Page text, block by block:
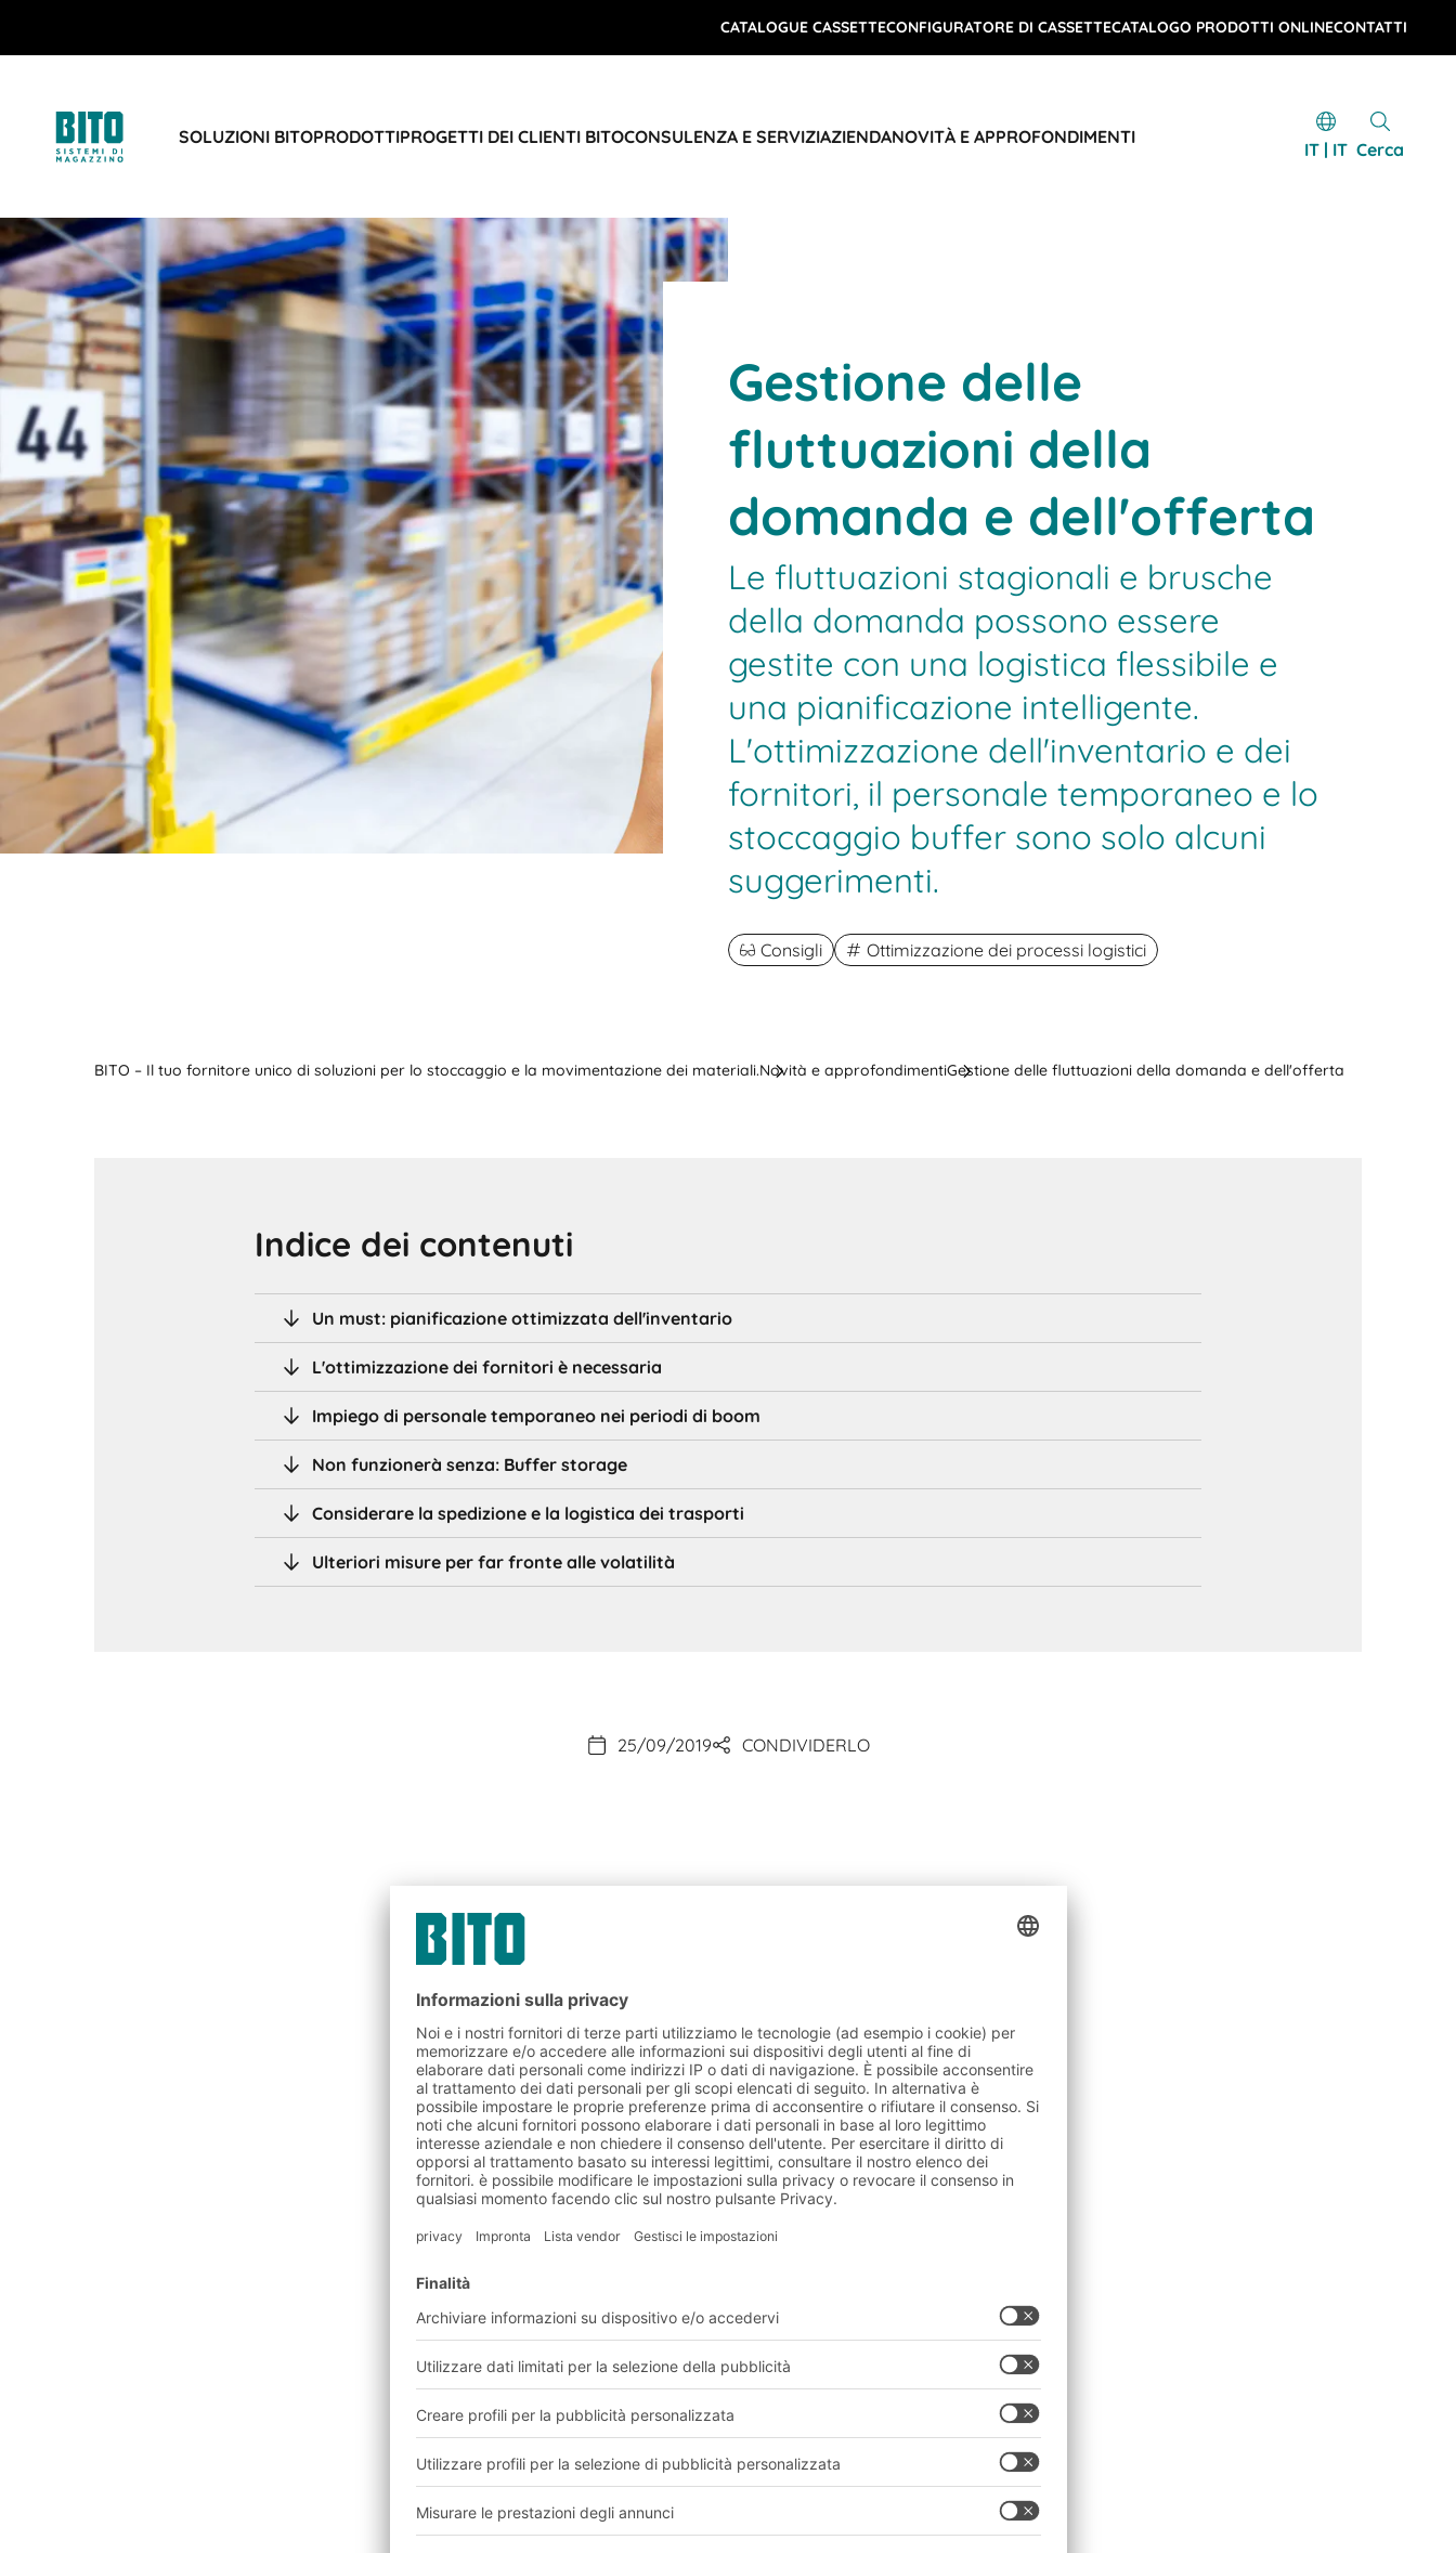
CATALOGUE CASSETTECONFIGURATORE DI CASSETTECATALOGO PRODOTTI ONLINECONTATTI
SOLUZIONI BITOPRODOTTIPROGETTI DEI CLIENTI BITOCONSULENZA E SERVIZIAZIENDANOVITÀ E APPROFONDIMENTI
IT | IT Cerca
Gestione delle
fluttuazioni della
domanda e dell'offerta
Le fluttuazioni stagionali e brusche
della domanda possono essere
gestite con una logistica flessibile e
una pianificazione intelligente.
L'ottimizzazione dell'inventario e dei
fornitori, il personale temporaneo e lo
stoccaggio buffer sono solo alcuni
suggerimenti.
Consigli Ottimizzazione dei processi logistici
BITO – Il tuo fornitore unico di soluzioni per lo stoccaggio e la movimentazione dei materiali.Novità e approfondimentiGestione delle fluttuazioni della domanda e dell'offerta
Indice dei contenuti
Un must: pianificazione ottimizzata dell'inventario
L'ottimizzazione dei fornitori è necessaria
Impiego di personale temporaneo nei periodi di boom
Non funzionerà senza: Buffer storage
Considerare la spedizione e la logistica dei trasporti
Ulteriori misure per far fronte alle volatilità
25/09/2019 CONDIVIDERLO